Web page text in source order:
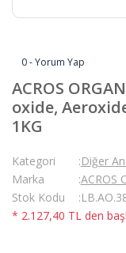
0 - Yorum Yap
ACROS
oxide,
1KG
Kategori
Diğer
Marka
ACROS
Stok Kodu
* 2.127,40 TL den